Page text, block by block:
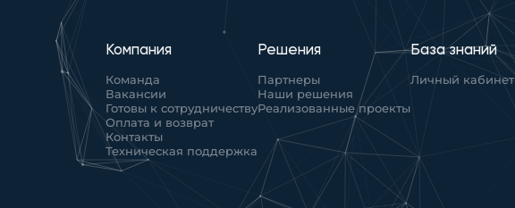
Компания
Команда
Вакансии
Готовы к сотрудничеству
Оплата и возврат
Контакты
Техническая поддержка
Решения
Партнеры
Наши решения
Реализованные проекты
База знаний
Личный кабинет